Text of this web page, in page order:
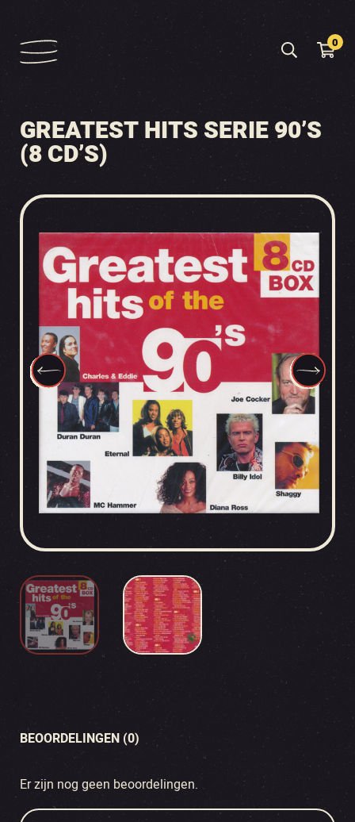
0
GREATEST HITS SERIE 90’S
(8 CD’S)
BEOORDELINGEN (0)
Er zijn nog geen beoordelingen.